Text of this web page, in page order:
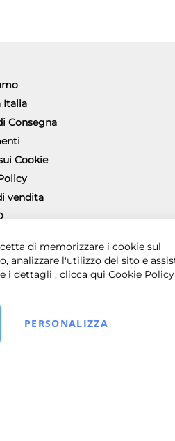
Italia
Consegna
Cookie
vendita
199, 80026 Casoria (NA) - P.I.